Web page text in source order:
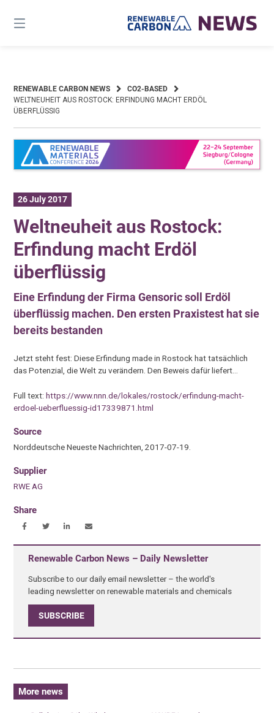
content
RENEWABLE CARBON NEWS
CO2-BASED
WELTNEUHEIT AUS ROSTOCK: ERFINDUNG MACHT ERDÖL
ÜBERFLÜSSIG
26 July 2017
Weltneuheit aus Rostock:
Erfindung macht Erdöl
überflüssig
Eine Erfindung der Firma Gensoric soll Erdöl
überflüssig machen. Den ersten Praxistest hat sie
bereits bestanden
Jetzt steht fest: Diese Erfindung made in Rostock hat tatsächlich
das Potenzial, die Welt zu verändern. Den Beweis dafür liefert…
Full text:https://www.nnn.de/lokales/rostock/erfindung-macht-
erdoel-ueberfluessig-id17339871.html
Source
Norddeutsche Neueste Nachrichten, 2017-07-19.
Supplier
RWE AG
Share
Renewable Carbon News – Daily Newsletter
Subscribe to our daily email newsletter – the world's
leading newsletter on renewable materials and chemicals
SUBSCRIBE
More news